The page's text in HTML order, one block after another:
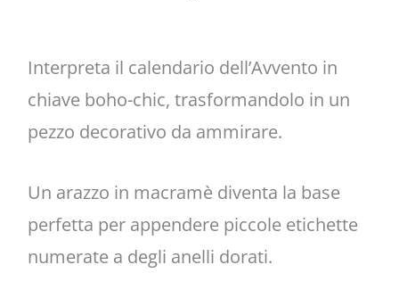
Interpreta il calendario dell’Avvento in
chiave boho-chic, trasformandolo in un
pezzo decorativo da ammirare.
Un arazzo in macramè diventa la base
perfetta per appendere piccole etichette
numerate a degli anelli dorati.